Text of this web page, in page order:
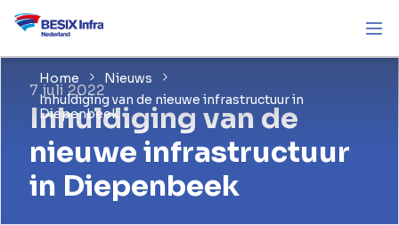
Home
Nieuws
Inhuldiging van de nieuwe infrastructuur in
Diepenbeek
7 juli 2022
Inhuldiging van de
nieuwe infrastructuur
in Diepenbeek